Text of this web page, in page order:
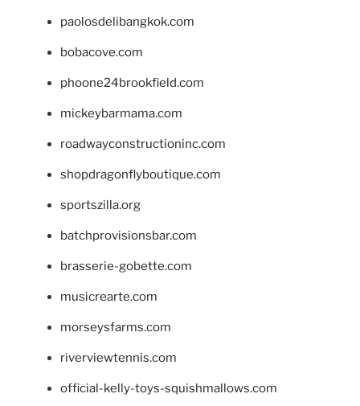
paolosdelibangkok.com
bobacove.com
phoone24brookfield.com
mickeybarmama.com
roadwayconstructioninc.com
shopdragonflyboutique.com
sportszilla.org
batchprovisionsbar.com
brasserie-gobette.com
musicrearte.com
morseysfarms.com
riverviewtennis.com
official-kelly-toys-squishmallows.com